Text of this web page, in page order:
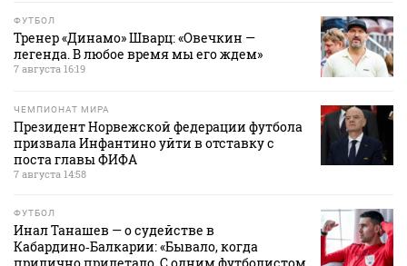
ФУТБОЛ
Тренер «Динамо» Шварц: «Овечкин —
легенда. В любое время мы его ждем»
7 августа 16:19
ЧЕМПИОНАТ МИРА
Президент Норвежской федерации футбола
призвала Инфантино уйти в отставку с
поста главы ФИФА
7 августа 14:58
ФУТБОЛ
Инал Танашев — о судействе в
Кабардино‑Балкарии: «Бывало, когда
прилично прилетало. С одним футболистом